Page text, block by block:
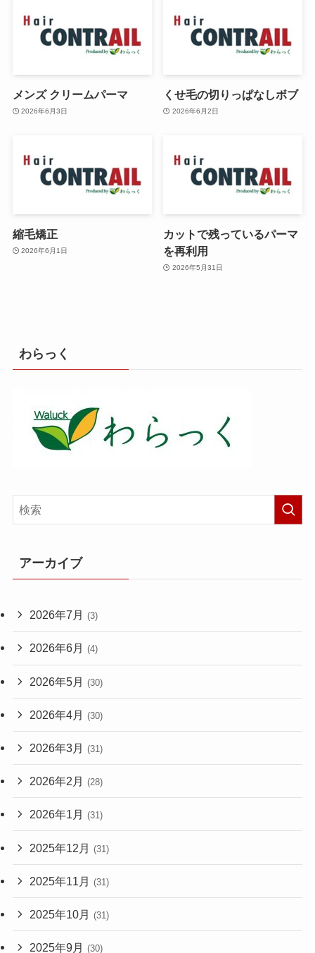
メンズ クリームパーマ
2026年6月3日
くせ毛の切りっぱなしボブ
2026年6月2日
縮毛矯正
2026年6月1日
カットで残っているパーマ
を再利用
2026年5月31日
わらっく
アーカイブ
2026年7月 (3)
2026年6月 (4)
2026年5月 (30)
2026年4月 (30)
2026年3月 (31)
2026年2月 (28)
2026年1月 (31)
2025年12月 (31)
2025年11月 (31)
2025年10月 (31)
2025年9月 (30)